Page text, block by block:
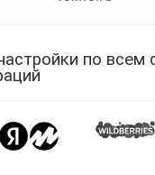
по всем